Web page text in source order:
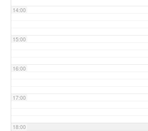
14:00
15:00
16:00
17:00
18:00